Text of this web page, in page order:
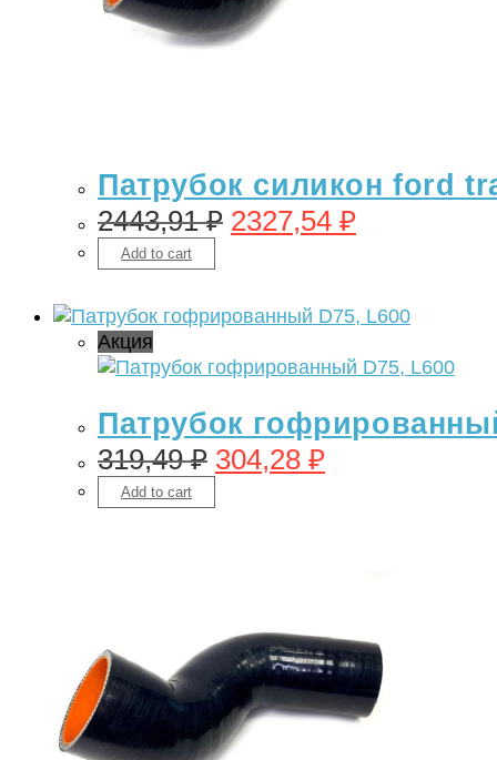
Патрубок силикон ford
2443,91₽ 2327,54 ₽
Add to cart
Акция
Патрубок
319,49₽ 304,28 ₽
Add to cart